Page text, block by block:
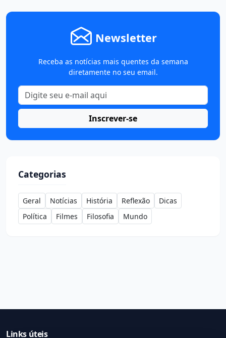
Newsletter
Receba as notícias mais quentes da semana
diretamente no seu email.
Inscrever-se
Categorias
Geral Notícias História Reflexão
Dicas
Política
Filmes Filosofia Mundo
Links úteis